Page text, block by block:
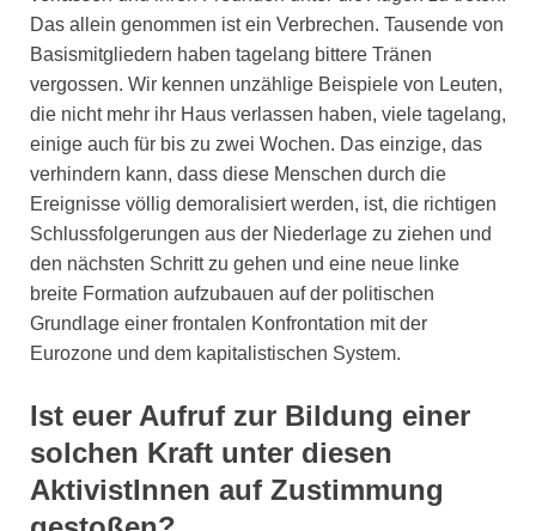
Das allein genommen ist ein Verbrechen. Tausende von
Basismitgliedern haben tagelang bittere Tränen
vergossen. Wir kennen unzählige Beispiele von Leuten,
die nicht mehr ihr Haus verlassen haben, viele tagelang,
einige auch für bis zu zwei Wochen. Das einzige, das
verhindern kann, dass diese Menschen durch die
Ereignisse völlig demoralisiert werden, ist, die richtigen
Schlussfolgerungen aus der Niederlage zu ziehen und
den nächsten Schritt zu gehen und eine neue linke
breite Formation aufzubauen auf der politischen
Grundlage einer frontalen Konfrontation mit der
Eurozone und dem kapitalistischen System.
Ist euer Aufruf zur Bildung einer
solchen Kraft unter diesen
AktivistInnen auf Zustimmung